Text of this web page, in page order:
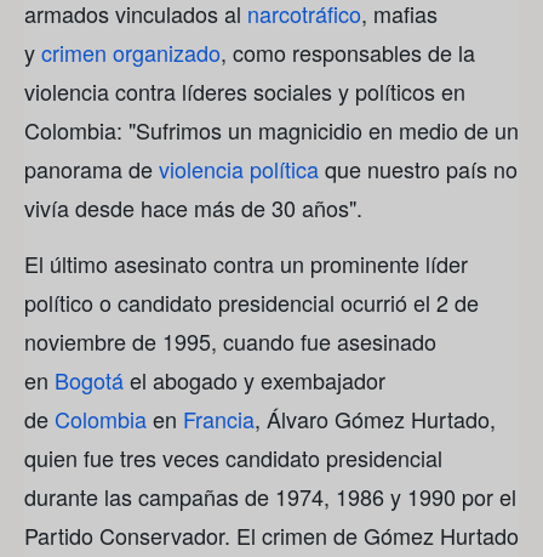
armados vinculados al narcotráfico, mafias
ycrimen organizado, como responsables de la
violencia contra líderes sociales y políticos en
Colombia: "Sufrimos un magnicidio en medio de un
panorama deviolencia políticaque nuestro país no
vivía desde hace más de 30 años".
El último asesinato contra un prominente líder
político o candidato presidencial ocurrió el 2 de
noviembre de 1995, cuando fue asesinado
en Bogotáel abogado y exembajador
de Colombiaen Francia, Álvaro Gómez Hurtado,
quien fue tres veces candidato presidencial
durante las campañas de 1974, 1986 y 1990 por el
Partido Conservador. El crimen de Gómez Hurtado